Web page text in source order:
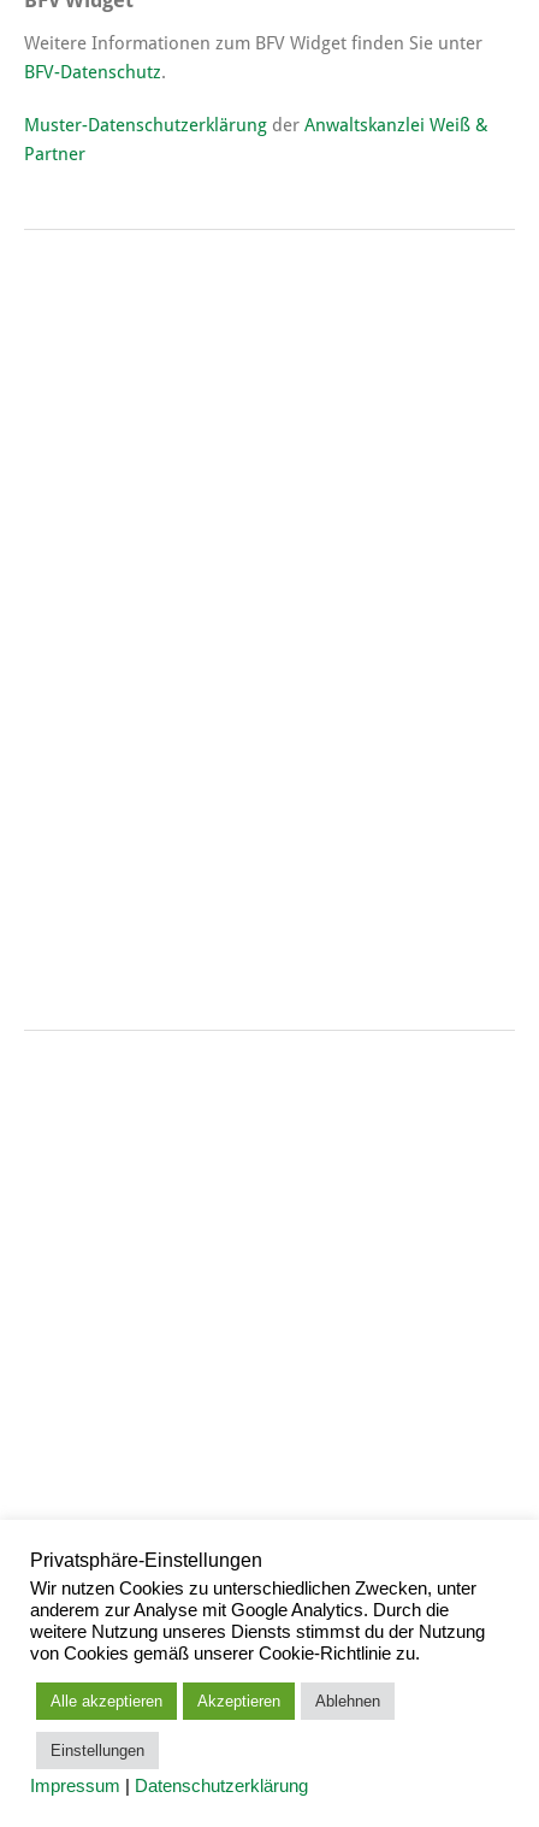
Weitere Informationen zum BFV Widget finden Sie unter
BFV-Datenschutz.
Muster-Datenschutzerklärung der Anwaltskanzlei Weiß &
Partner
Privatsphäre-Einstellungen
Wir nutzen Cookies zu unterschiedlichen Zwecken, unter
anderem zur Analyse mit Google Analytics. Durch die
weitere Nutzung unseres Diensts stimmst du der Nutzung
von Cookies gemäß unserer Cookie-Richtlinie zu.
Alle akzeptieren Akzeptieren Ablehnen
Einstellungen
Impressum Datenschutzerklärung